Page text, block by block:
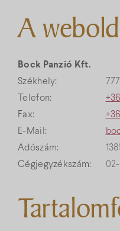
A
Bock Panzió Kft.
Székhely:
Telefon:
Fax:
E-Mail:
Adószám:
Cégjegyzékszám: